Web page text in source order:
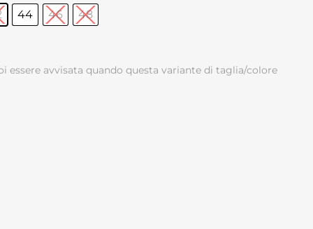
44 46 48
essere avvisata quando questa variante di taglia/colore